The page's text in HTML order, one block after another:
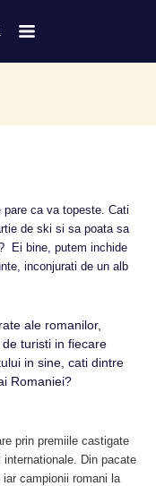
ca va topeste. Cati
de ski si sa poata sa
Ei bine, putem inchide
inconjurati de un alb
ale romanilor,
turisti in fiecare
in sine, cati dintre
Romaniei?
prin premiile castigate
Din pacate
campionii romani la